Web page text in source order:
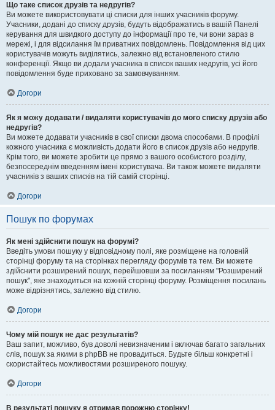
Що таке список друзів та недругів?
Ви можете використовувати ці списки для інших учасників форуму.
Учасники, додані до списку друзів, будуть відображатись в вашій Панелі
керування для швидкого доступу до інформації про те, чи вони зараз в
мережі, і для відсилання їм приватних повідомлень. Повідомлення від цих
користувачів можуть виділятись, залежно від встановленого стилю
конференції. Якщо ви додали учасника в список ваших недругів, усі його
повідомлення буде приховано за замовчуванням.
Догори
Як я можу додавати / видаляти користувачів до мого списку друзів або
недругів?
Ви можете додавати учасників в свої списки двома способами. В профілі
кожного учасника є можливість додати його в список друзів або недругів.
Крім того, ви можете зробити це прямо з вашого особистого розділу,
безпосереднім введенням імені користувача. Ви також можете видаляти
учасників з ваших списків на тій самій сторінці.
Догори
Пошук по форумах
Як мені здійснити пошук на форумі?
Введіть умови пошуку у відповідному полі, яке розміщене на головній
сторінці форуму та на сторінках перегляду форумів та тем. Ви можете
здійснити розширений пошук, перейшовши за посиланням "Розширений
пошук", яке знаходиться на кожній сторінці форуму. Розміщення посилань
може відрізнятись, залежно від стилю.
Догори
Чому мій пошук не дає результатів?
Ваш запит, можливо, був доволі невизначеним і включав багато загальних
слів, пошук за якими в phpBB не провадиться. Будьте більш конкретні і
скористайтесь можливостями розширеного пошуку.
Догори
В результаті пошуку я отримав порожню сторінку!